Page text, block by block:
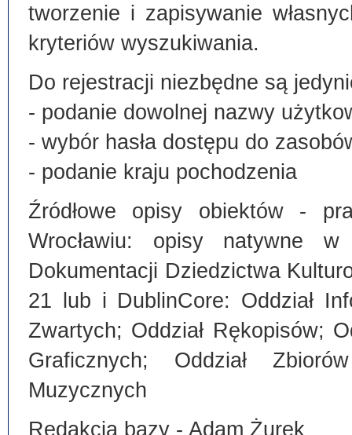
tworzenie i zapisywanie
kryteriów wyszukiwania.
Do rejestracji niezbędne są
- podanie dowolnej nazwy
- wybór hasła dostępu do
- podanie kraju pochodzenia
Źródłowe opisy obiektów -
Wrocławiu: opisy natywne
Dokumentacji Dziedzictwa
21 lub i DublinCore: Oddział
Zwartych; Oddział Rękopisów;
Graficznych; Oddział
Muzycznych
Redakcja bazy - Adam Żurek